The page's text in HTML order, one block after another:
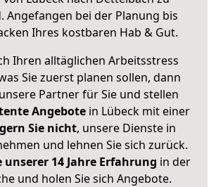
Angefangen bei der Planung bis
Ihres kostbaren Hab & Gut.
Ihren alltäglichen Arbeitsstress
Sie zuerst planen sollen, dann
Partner für Sie und stellen
Angebote in Lübeck mit einer
Sie nicht, unsere Dienste in
und lehnen Sie sich zurück.
unserer 14 Jahre Erfahrung in der
und holen Sie sich Angebote.